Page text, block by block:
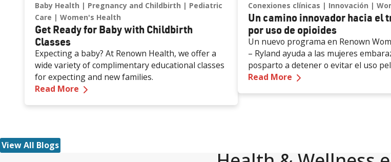
Baby Health Pregnancy and Childbirth
Pediatric
Care
Women's Health
Get Ready for Baby with Childbirth
Classes
Expecting a baby? At Renown Health, we offer a
wide variety of complimentary educational classes
for expecting and new families.
Read More —
Conexiones clínicas Innovación
Un camino innovador hacia el
por uso de opioides
Un nuevo programa en Renown
– Ryland ayuda a las mujeres
posparto a detener o evitar el uso
opioides integrando los servicios de
Read More — Un camino
View All Blogs